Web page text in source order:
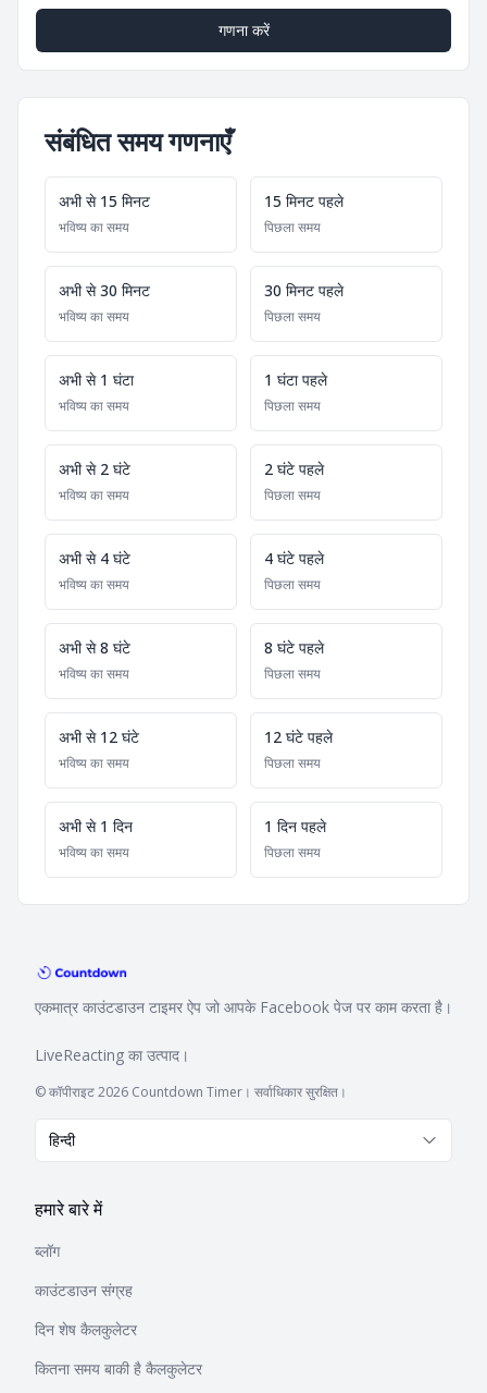
गणना करें
संबंधित समय गणनाएँ
अभी से 15 मिनट
भविष्य का समय
15 मिनट पहले
पिछला समय
अभी से 30 मिनट
भविष्य का समय
30 मिनट पहले
पिछला समय
अभी से 1 घंटा
भविष्य का समय
1 घंटा पहले
पिछला समय
अभी से 2 घंटे
भविष्य का समय
2 घंटे पहले
पिछला समय
अभी से 4 घंटे
भविष्य का समय
4 घंटे पहले
पिछला समय
अभी से 8 घंटे
भविष्य का समय
8 घंटे पहले
पिछला समय
अभी से 12 घंटे
भविष्य का समय
12 घंटे पहले
पिछला समय
अभी से 1 दिन
भविष्य का समय
1 दिन पहले
पिछला समय
एकमात्र काउंटडाउन टाइमर ऐप जो आपके Facebook पेज पर काम करता है।
LiveReacting का उत्पाद।
© कॉपीराइट 2026 Countdown Timer। सर्वाधिकार सुरक्षित।
हिन्दी
हमारे बारे में
ब्लॉग
काउंटडाउन संग्रह
दिन शेष कैलकुलेटर
कितना समय बाकी है कैलकुलेटर